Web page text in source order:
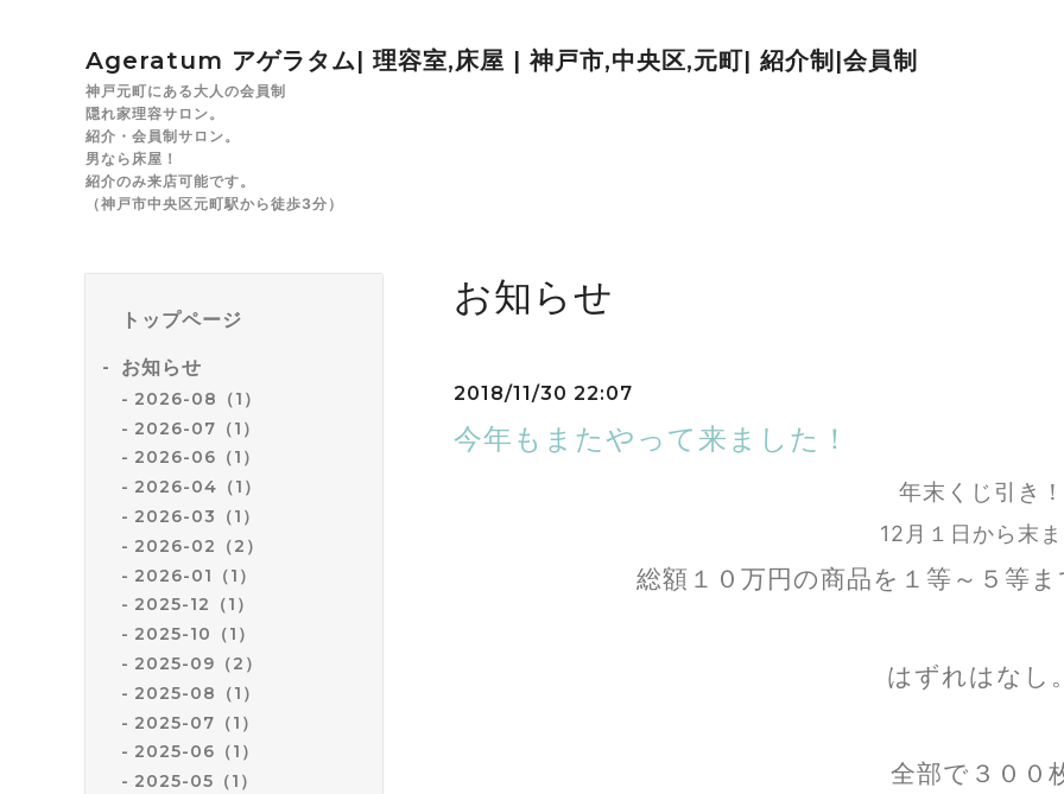
Ageratum アゲラタム| 理容室,床屋 | 神戸市,中央区,元町| 紹介制|会員制
神戸元町にある大人の会員制
隠れ家理容サロン。
紹介・会員制サロン。
男なら床屋！
紹介のみ来店可能です。
（神戸市中央区元町駅から徒歩3分）
トップページ
お知らせ
2026-08（1）
2026-07（1）
2026-06（1）
2026-04（1）
2026-03（1）
2026-02（2）
2026-01（1）
2025-12（1）
2025-10（1）
2025-09（2）
2025-08（1）
2025-07（1）
2025-06（1）
2025-05（1）
お知らせ
2018/11/30 22:07
今年もまたやって来ました！
年末くじ引き！
12月１日から末
総額１０万円の商品を１等～５等
はずれはなし
全部で３００